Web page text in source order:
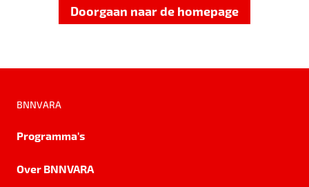
Doorgaan naar de homepage
BNNVARA
Programma's
Over BNNVARA